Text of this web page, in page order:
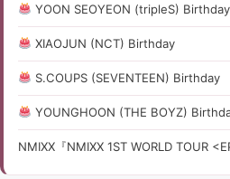
YOON SEOYEON (tripleS) Birthday
XIAOJUN (NCT) Birthday
S.COUPS (SEVENTEEN) Birthday
YOUNGHOON (THE BOYZ)